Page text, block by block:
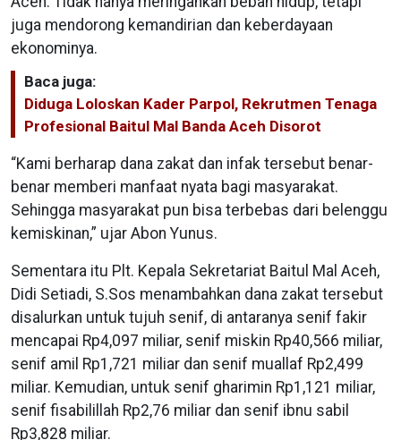
juga mendorong kemandirian dan keberdayaan
ekonominya.
Baca juga:
Diduga Loloskan Kader Parpol, Rekrutmen Tenaga
Profesional Baitul Mal Banda Aceh Disorot
“Kami berharap dana zakat dan infak tersebut benar-
benar memberi manfaat nyata bagi masyarakat.
Sehingga masyarakat pun bisa terbebas dari belenggu
kemiskinan,” ujar Abon Yunus.
Sementara itu Plt. Kepala Sekretariat Baitul Mal Aceh,
Didi Setiadi, S.Sos menambahkan dana zakat tersebut
disalurkan untuk tujuh senif, di antaranya senif fakir
mencapai Rp4,097 miliar, senif miskin Rp40,566 miliar,
senif amil Rp1,721 miliar dan senif muallaf Rp2,499
miliar. Kemudian, untuk senif gharimin Rp1,121 miliar,
senif fisabilillah Rp2,76 miliar dan senif ibnu sabil
Rp3,828 miliar.